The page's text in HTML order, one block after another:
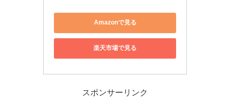
Amazonで見る
楽天市場で見る
スポンサーリンク